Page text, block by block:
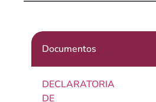
Documentos
DECLARATORIA
DE